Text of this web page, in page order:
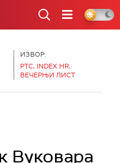
ИЗВОР:
РТС, INDEX.HR,
ВЕЧЕРЊИ ЛИСТ
Вуковара